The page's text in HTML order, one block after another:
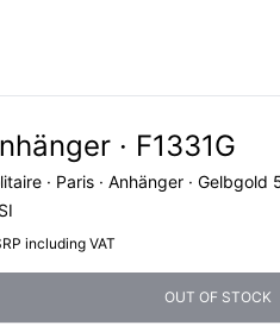
· F1331G
· Paris · Anhänger ·
including VAT
OUT OF STOCK